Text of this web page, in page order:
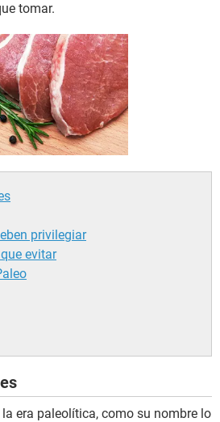
tomar.
privilegiar
evitar
era paleolítica, como su nombre lo